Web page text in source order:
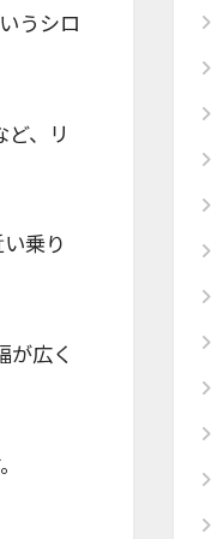
うシロ
、リ
乗り
が広く